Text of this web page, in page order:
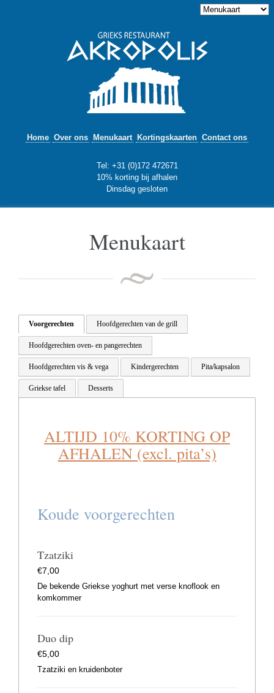
Home Over ons Menukaart Kortingskaarten Contact ons
Tel: +31 (0)172 472671
10% korting bij afhalen
Dinsdag gesloten
Menukaart
Voorgerechten Hoofdgerechten van de grill
Hoofdgerechten oven- en pangerechten
Hoofdgerechten vis & vega Kindergerechten Pita/kapsalon
Griekse tafel Desserts
ALTIJD 10% KORTING OP
AFHALEN (excl. pita’s)
Koude voorgerechten
Tzatziki
€7,00
De bekende Griekse yoghurt met verse knoflook en
komkommer
Duo dip
€5,00
Tzatziki en kruidenboter